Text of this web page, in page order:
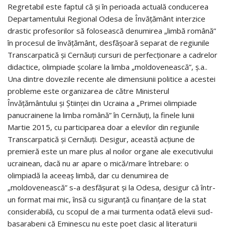
Regretabil este faptul că şi în perioada actuală conducerea
Departamentului Regional Odesa de Învăţământ interzice
drastic profesorilor să folosească denumirea „limbă română”
în procesul de învăţământ, desfăşoară separat de regiunile
Transcarpatică şi Cernăuţi cursuri de perfecţionare a cadrelor
didactice, olimpiade şcolare la limba „moldovenească”, ş.a..
Una dintre dovezile recente ale dimensiunii politice a acestei
probleme este organizarea de către Ministerul
Învăţământului şi Ştiinţei din Ucraina a „Primei olimpiade
panucrainene la limba română” în Cernăuţi, la finele lunii
Martie 2015, cu participarea doar a elevilor din regiunile
Transcarpatică şi Cernăuţi. Desigur, această acţiune de
premieră este un mare plus al noilor organe ale executivului
ucrainean, dacă nu ar apare o mică/mare întrebare: o
olimpiadă la aceeaş limbă, dar cu denumirea de
„moldovenească” s-a desfăşurat şi la Odesa, desigur că într-
un format mai mic, însă cu siguranţă cu finanţare de la stat
considerabilă, cu scopul de a mai turmenta odată elevii sud-
basarabeni că Eminescu nu este poet clasic al literaturii